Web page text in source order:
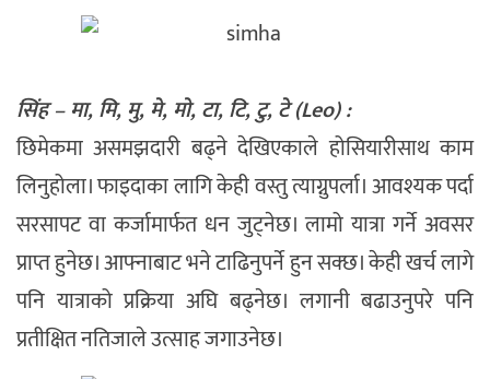
सिंह – मा, मि, मु, मे, मो, टा, टि, टु, टे (Leo) :
छिमेकमा असमझदारी बढ्ने देखिएकाले होसियारीसाथ काम
लिनुहोला। फाइदाका लागि केही वस्तु त्याग्नुपर्ला। आवश्यक पर्दा
सरसापट वा कर्जामार्फत धन जुट्नेछ। लामो यात्रा गर्ने अवसर
प्राप्त हुनेछ। आफ्नाबाट भने टाढिनुपर्ने हुन सक्छ। केही खर्च लागे
पनि यात्राको प्रक्रिया अघि बढ्नेछ। लगानी बढाउनुपरे पनि
प्रतीक्षित नतिजाले उत्साह जगाउनेछ।